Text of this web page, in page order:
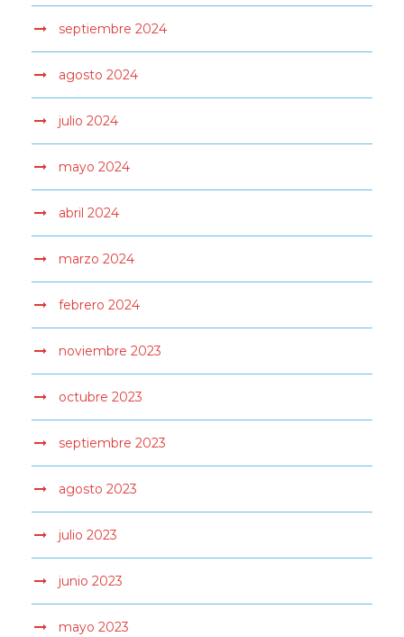
septiembre 2024
agosto 2024
julio 2024
mayo 2024
abril 2024
marzo 2024
febrero 2024
noviembre 2023
octubre 2023
septiembre 2023
agosto 2023
julio 2023
junio 2023
mayo 2023